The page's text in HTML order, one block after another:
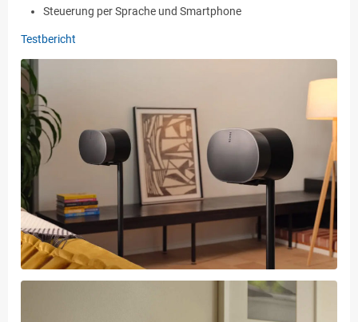
Steuerung per Sprache und Smartphone
Testbericht